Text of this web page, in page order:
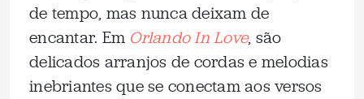
de tempo, mas nunca deixam de
encantar. Em Orlando In Love, são
delicados arranjos de cordas e melodias
inebriantes que se conectam aos versos